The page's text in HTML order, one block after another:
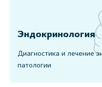
Эндокринология
Диагностика и лечение
патологии